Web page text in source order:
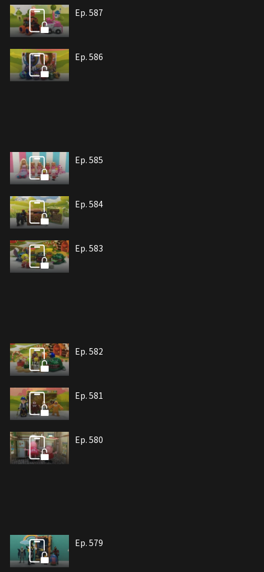
Ep. 587
Ep. 586
Ep. 585
Ep. 584
Ep. 583
Ep. 582
Ep. 581
Ep. 580
Ep. 579